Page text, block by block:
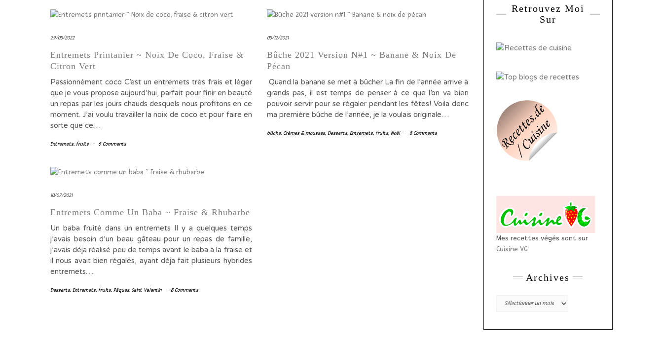
29/05/2022
Entremets Printanier ~ Noix De Coco, Fraise &
Citron Vert
Passionnément coco C’est un entremets très frais et léger
que je vous propose aujourd’hui, parfait pour finir en beauté
un repas par les jours chauds desquels nous profitons en ce
moment. J’ai voulu travailler la noix de coco et pour faire en
sorte que ce…
Entremets, fruits - 6 Comments
05/12/2021
Bûche 2021 Version N#1 ~ Banane & Noix De
Pécan
Quand la banane se met à bûcher La fin de l’année arrive à
grands pas, il est temps de penser à ce que l’on va bien
pouvoir servir pour se régaler pendant les fêtes! Voila donc
ma première bûche de l’année, je la voulais originale…
bûche, Crèmes & mousses, Desserts, Entremets, fruits, Noël - 8 Comments
10/07/2021
Entremets Comme Un Baba ~ Fraise & Rhubarbe
Un baba fruité dans un entremets Il y a quelques temps
j’avais besoin d’un beau gâteau pour un repas de famille,
j’avais déja réalisé peu de temps avant le baba à la fraise et
il nous avait bien régalés, ayant déja fait plusieurs hybrides
entremets…
Desserts, Entremets, fruits, Pâques, Saint Valentin - 8 Comments
Retrouvez Moi
Sur
Mes recettes végés sont sur
Cuisine VG
Archives
Archives